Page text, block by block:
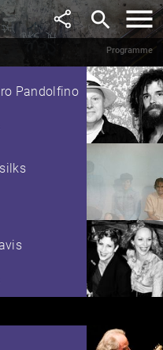
search
Programme
Pandolfino